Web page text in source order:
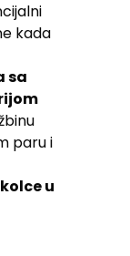
kada
sa
paru i
u